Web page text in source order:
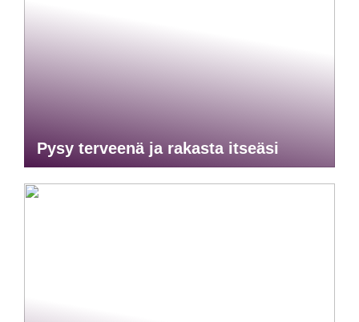
Pysy terveenä ja rakasta itseäsi